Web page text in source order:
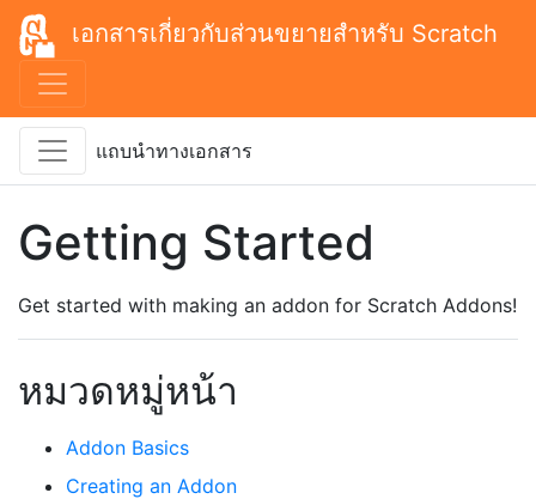
เอกสารเกี่ยวกับส่วนขยายสำหรับ Scratch
แถบนำทางเอกสาร
Getting Started
Get started with making an addon for Scratch Addons!
หมวดหมู่หน้า
Addon Basics
Creating an Addon